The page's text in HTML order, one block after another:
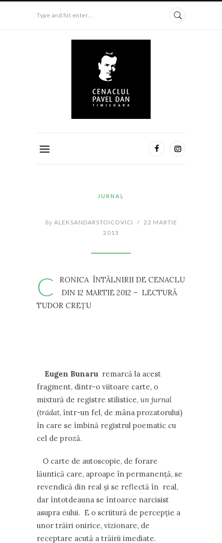
Type and hit enter...
JURNAL
By ALEKSANDARSTOICOVICI / 22 MARTIE
2013
C
RONICA ÎNTÂLNIRII DE CENACLU
DIN 12 MARTIE 2012 – LECTURĂ
TUDOR CREŢU
Eugen Bunaru remarcă la acest
fragment, dintr-o viitoare carte, o
mixtură de registre stilistice, un jurnal
(trădat, într-un fel, de mâna prozatorului)
în care se îmbină registrul poematic cu
cel de proză.
O carte de autoscopie, de forare
lăuntică care, aproape în permanenţă, se
revendică din real şi se reflectă în real,
dar întotdeauna se întoarce narcisist
asupra eului. E o scriitură de percepţie a
unor trăiri onirice, vizionare, de
receptare acută a trăirii imediate.